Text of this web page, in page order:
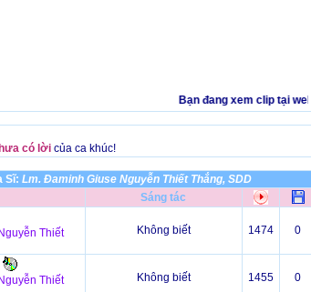
Bạn đang xem clip tại
có lờicủa ca khúc!
Sĩ: Lm. Đaminh Giuse Nguyễn Thiết Thắng, SDD
Sáng tác
Thiết
Không biết 1474 0
Thiết
Không biết 1455 0